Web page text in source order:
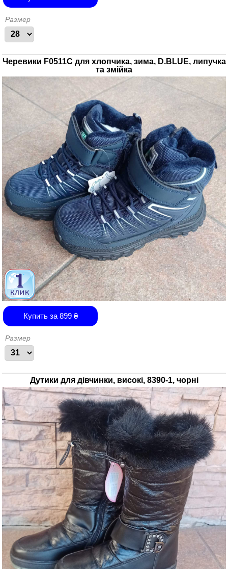
Размер
Черевики F0511C для хлопчика, зима, D.BLUE, липучка
та змійка
Купить за 899₴
Размер
Дутики для дівчинки, високі, 8390-1, чорні